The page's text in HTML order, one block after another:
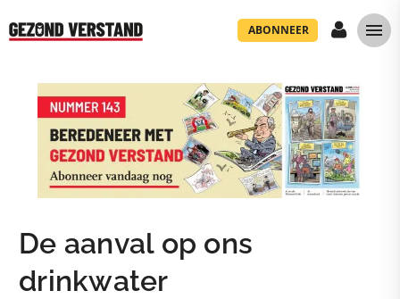
ABONNEER
De aanval op ons
drinkwater